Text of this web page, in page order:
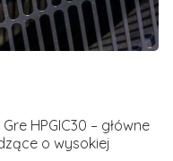
HPGIC30 – główne
o wysokiej